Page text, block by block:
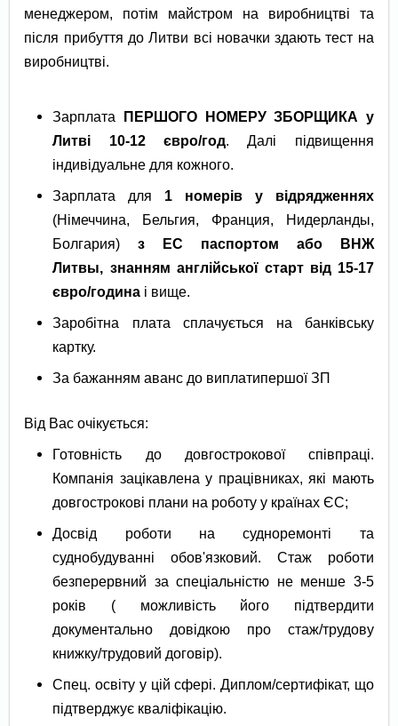
менеджером, потім майстром на виробництві та
після прибуття до Литви всі новачки здають тест на
виробництві.
Зарплата ПЕРШОГО НОМЕРУ ЗБОРЩИКА у
Литві 10-12 євро/год. Далі підвищення
індивідуальне для кожного.
Зарплата для 1 номерів у відрядженнях
(Німеччина, Бельгия, Франция, Нидерланды,
Болгария)з ЕС паспортом або ВНЖ
Литвы, знанням англійської старт від 15-17
євро/година і вище.
Заробітна плата сплачується на банківську
картку.
За бажанням аванс до виплатипершої ЗП
Від Вас очікується:
Готовність до довгострокової співпраці.
Компанія зацікавлена у працівниках, які мають
довгострокові плани на роботу у країнах ЄС;
Досвід роботи на судноремонті та
суднобудуванні обов'язковий. Стаж роботи
безперервний за спеціальністю не менше 3-5
років ( можливість його підтвердити
документально довідкою про стаж/трудову
книжку/трудовий договір).
Спец. освіту у цій сфері. Диплом/сертифікат, що
підтверджує кваліфікацію.